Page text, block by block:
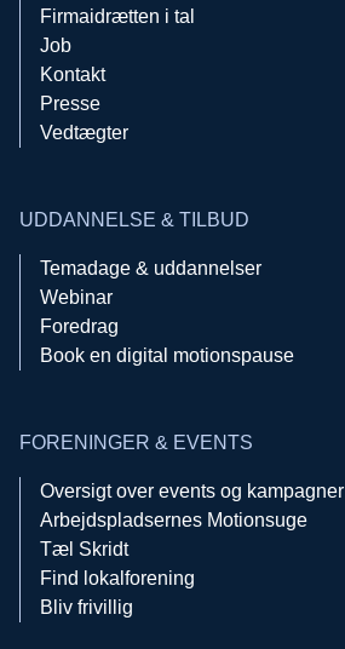
Firmaidrætten i tal
Job
Kontakt
Presse
Vedtægter
UDDANNELSE & TILBUD
Temadage & uddannelser
Webinar
Foredrag
Book en digital motionspause
FORENINGER & EVENTS
Oversigt over events og kampagner
Arbejdspladsernes Motionsuge
Tæl Skridt
Find lokalforening
Bliv frivillig